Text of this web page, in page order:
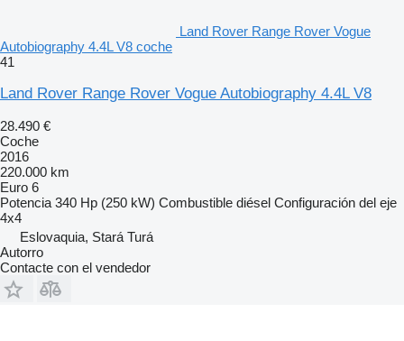
Land Rover Range Rover Vogue
Autobiography 4.4L V8 coche
41
Land Rover Range Rover Vogue Autobiography 4.4L V8
28.490 €
Coche
2016
220.000 km
Euro 6
Potencia 340 Hp (250 kW) Combustible diésel Configuración del eje
4x4
Eslovaquia, Stará Turá
Autorro
Contacte con el vendedor